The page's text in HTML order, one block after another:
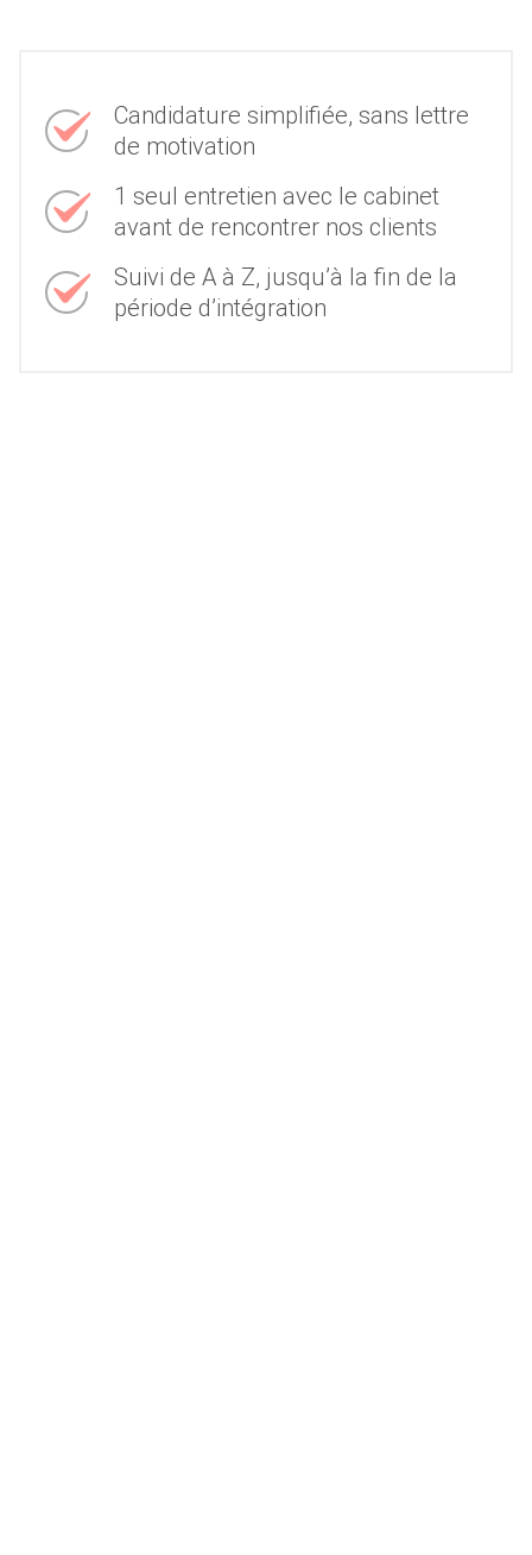
Candidature simplifiée, sans lettre
de motivation
1 seul entretien avec le cabinet
avant de rencontrer nos clients
Suivi de A à Z, jusqu’à la fin de la
période d’intégration